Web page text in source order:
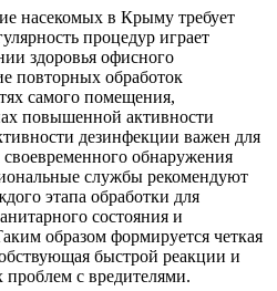
насекомых в Крыму требует
процедур играет
здоровья офисного
повторных обработок
самого помещения,
повышенной активности
дезинфекции важен для
обнаружения
службы рекомендуют
этапа обработки для
состояния и
образом формируется четкая
быстрой реакции и
с вредителями.